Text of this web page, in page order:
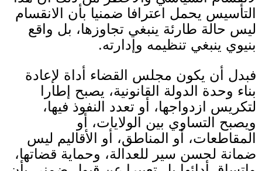
التأسيس يحمل اعترافا ضمنيا بأن الانقسام
ليس حالة طارئة ينبغي تجاوزها، بل واقع
بنيوي ينبغي تنظيمه وإدارته.
فبدل أن يكون مجلس القضاء أداة لإعادة
بناء وحدة الدولة القانونية، يصبح إطارا
لتكريس ازدواجها، أو تعدد النفوذ فيها،
ويصبح التساوي بين الولايات، أو
المقاطعات، أو المناطق، أو الأقاليم ليس
ضمانة لحسن سير للعدالة، وحماية قضاتها،